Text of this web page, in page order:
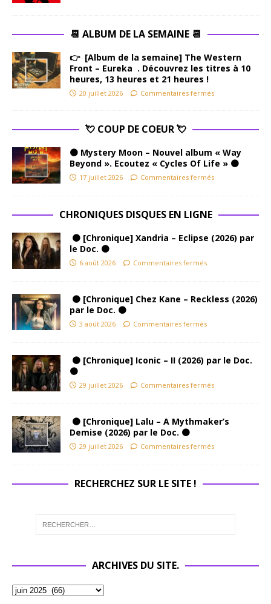
📆 ALBUM DE LA SEMAINE 📆
👉 [Album de la semaine] The Western
Front – Eureka . Découvrez les titres à 10
heures, 13 heures et 21 heures !
20 juillet 2026 Commentaires fermés
💘 COUP DE COEUR 💘
🟠 Mystery Moon – Nouvel album « Way
Beyond ». Ecoutez « Cycles Of Life » 🟠
17 juillet 2026 Commentaires fermés
CHRONIQUES DISQUES EN LIGNE
🟠 [Chronique] Xandria – Eclipse (2026) par
le Doc. 🟠
6 août 2026 Commentaires fermés
🟠 [Chronique] Chez Kane – Reckless (2026)
par le Doc. 🟠
3 août 2026 Commentaires fermés
🟠 [Chronique] Iconic – II (2026) par le Doc.
🟠
29 juillet 2026 Commentaires fermés
🟠 [Chronique] Lalu – A Mythmaker’s
Demise (2026) par le Doc. 🟠
29 juillet 2026 Commentaires fermés
RECHERCHEZ SUR LE SITE !
ARCHIVES DU SITE.